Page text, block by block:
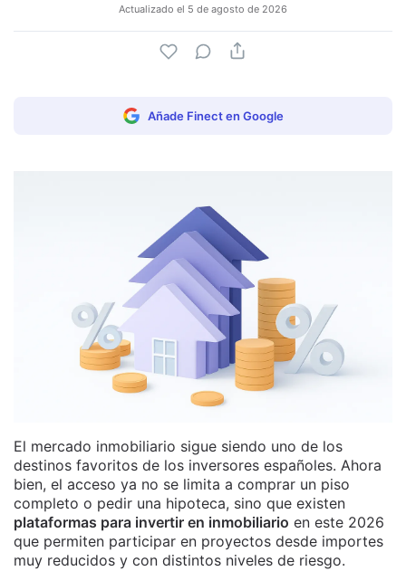
Actualizado el 5 de agosto de 2026
Añade Finect en Google
El mercado inmobiliario sigue siendo uno de los
destinos favoritos de los inversores españoles. Ahora
bien, el acceso ya no se limita a comprar un piso
completo o pedir una hipoteca, sino que existen
plataformas para invertir en inmobiliario en este 2026
que permiten participar en proyectos desde importes
muy reducidos y con distintos niveles de riesgo.